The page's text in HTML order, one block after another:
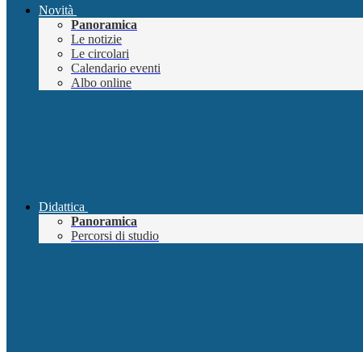
Novità
Panoramica
Le notizie
Le circolari
Calendario eventi
Albo online
Didattica
Panoramica
Percorsi di studio